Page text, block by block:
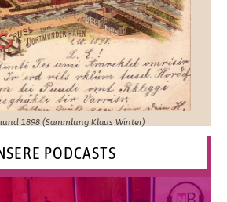
1898 (Sammlung Klaus Winter)
PODCASTS